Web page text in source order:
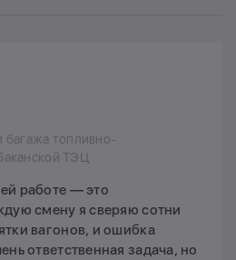
багажа топливно-
ТЭЦ
работе — это
смену я сверяю сотни
вагонов, и ошибка
ответственная задача, но